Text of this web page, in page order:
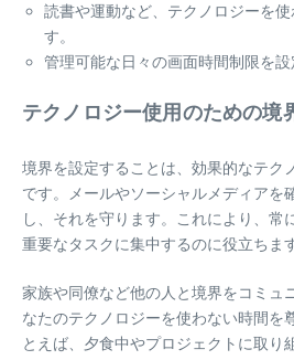
読書や運動など、テクノロジーを
す。
管理可能な日々の画面時間制限を設
テクノロジー使用のための境
境界を設定することは、効果的なテク
です。メールやソーシャルメディアを
し、それを守ります。これにより、常
重要なタスクに集中するのに役立ちます
家族や同僚など他の人と境界をコミュ
なたのテクノロジーを使わない時間を
とえば、夕食中やプロジェクトに取り